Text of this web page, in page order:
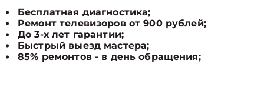
Бесплатная диагностика;
Ремонт телевизоров от 900 рублей;
До 3-х лет гарантии;
Быстрый выезд мастера;
85% ремонтов - в день обращения;